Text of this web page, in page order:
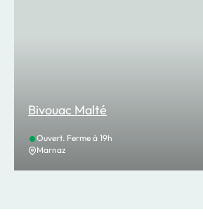
Bivouac Malté
Ouvert. Ferme à 19h
Marnaz